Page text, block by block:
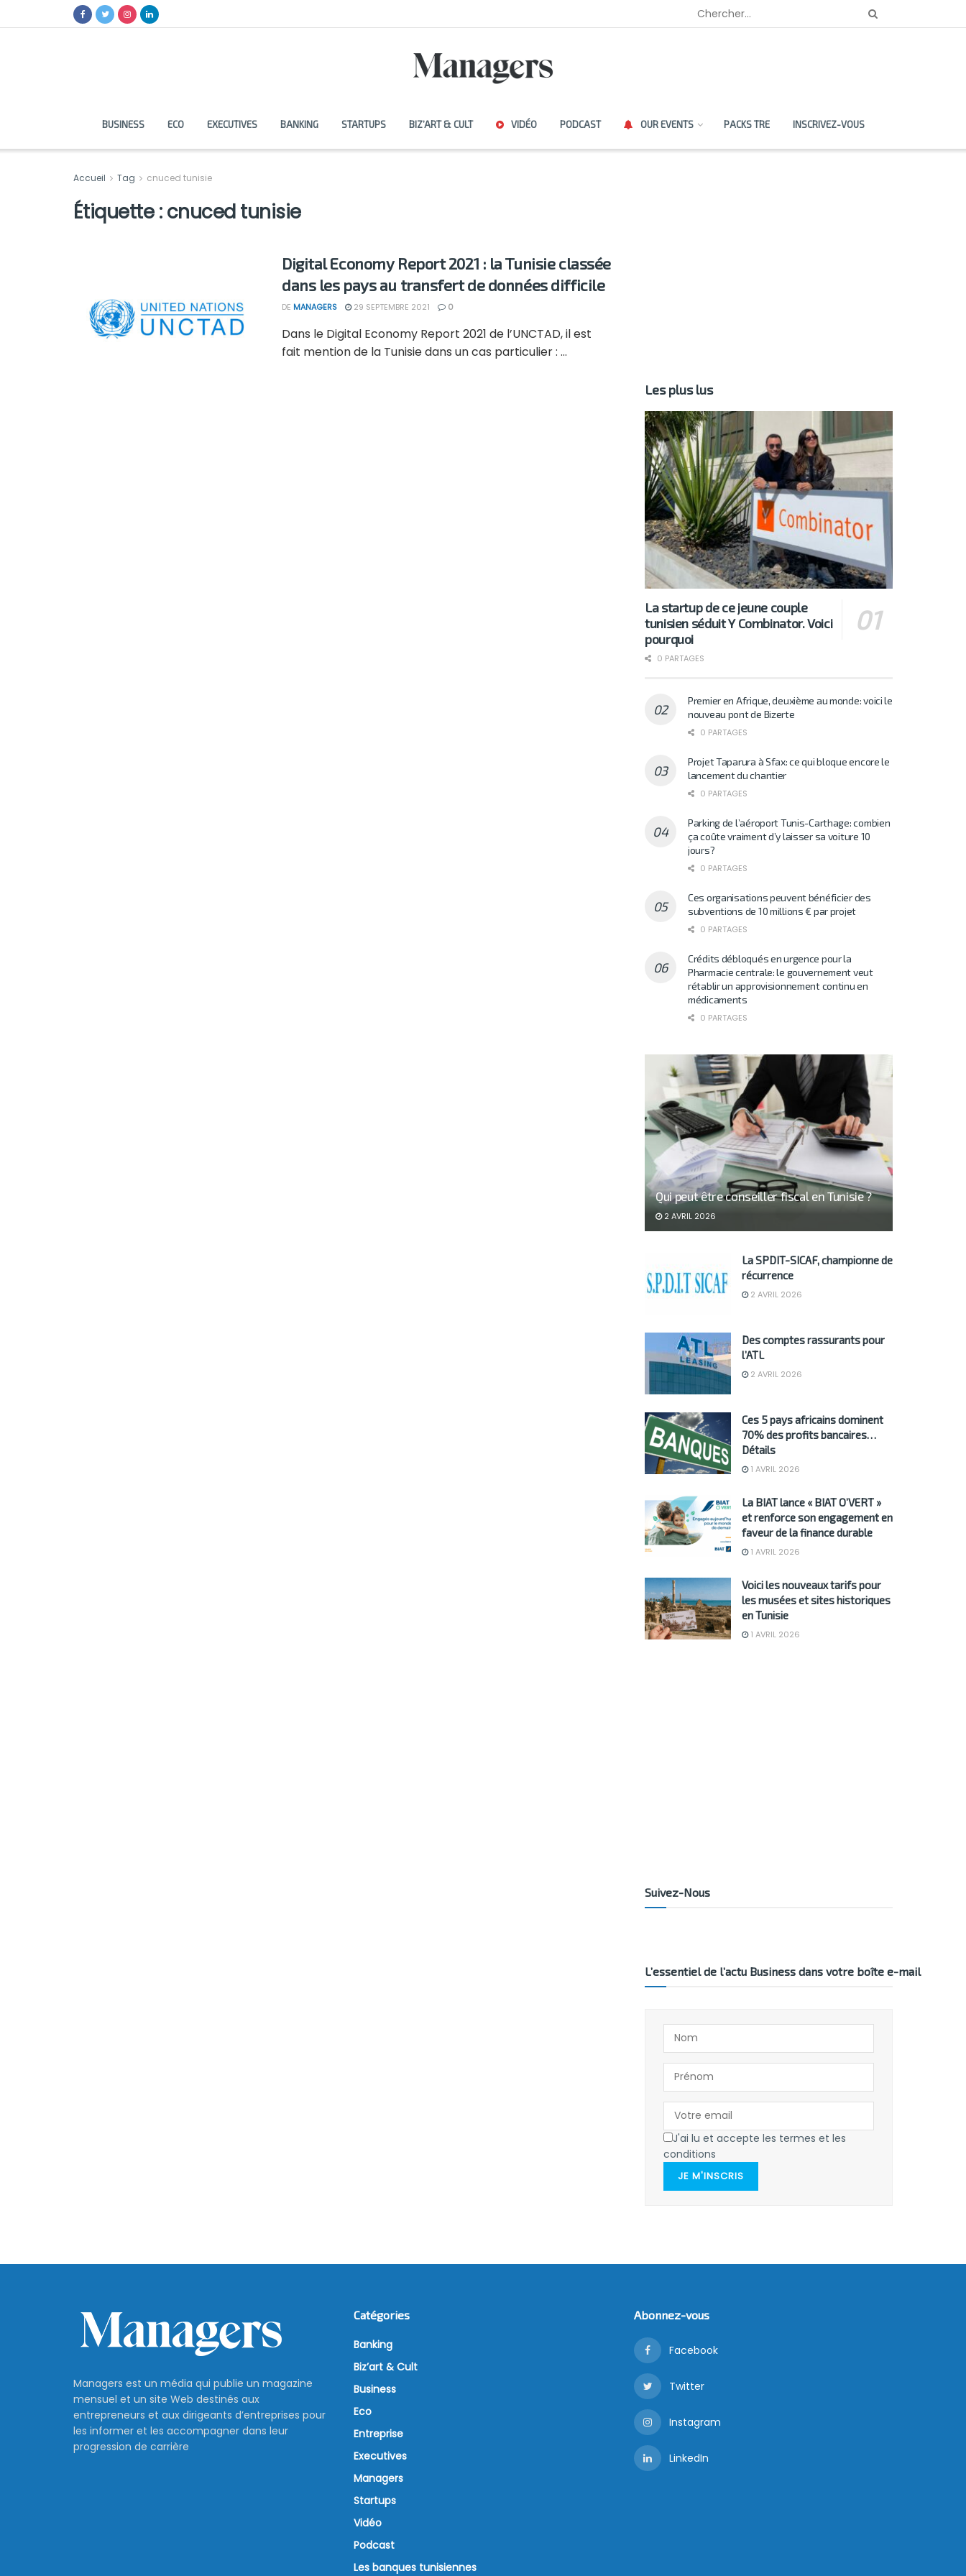
BUSINESS ECO EXECUTIVES BANKING STARTUPS BIZ’ART & CULT VIDÉO PODCAST OUR EVENTS PACKS TRE INSCRIVEZ-VOUS
Accueil Tag cnuced tunisie
Étiquette :cnuced tunisie
Digital Economy Report 2021 : la Tunisie classée
dans les pays au transfert de données difficile
DE MANAGERS 29 SEPTEMBRE 2021 0
Dans le Digital Economy Report 2021 de l’UNCTAD, il est
fait mention de la Tunisie dans un cas particulier : ...
Les plus lus
La startup de ce jeune couple
tunisien séduit Y Combinator. Voici
pourquoi
0 PARTAGES
Premier en Afrique, deuxième au monde: voici le
nouveau pont de Bizerte
0 PARTAGES
Projet Taparura à Sfax: ce qui bloque encore le
lancement du chantier
0 PARTAGES
Parking de l’aéroport Tunis-Carthage: combien
ça coûte vraiment d’y laisser sa voiture 10
jours?
0 PARTAGES
Ces organisations peuvent bénéficier des
subventions de 10 millions € par projet
0 PARTAGES
Crédits débloqués en urgence pour la
Pharmacie centrale: le gouvernement veut
rétablir un approvisionnement continu en
médicaments
0 PARTAGES
Qui peut être conseiller fiscal en Tunisie ?
2 AVRIL 2026
La SPDIT-SICAF, championne de
récurrence
2 AVRIL 2026
Des comptes rassurants pour
l’ATL
2 AVRIL 2026
Ces 5 pays africains dominent
70% des profits bancaires…
Détails
1 AVRIL 2026
La BIAT lance « BIAT O’VERT »
et renforce son engagement en
faveur de la finance durable
1 AVRIL 2026
Voici les nouveaux tarifs pour
les musées et sites historiques
en Tunisie
1 AVRIL 2026
Suivez-Nous
L’essentiel de l’actu Business dans votre boîte e-mail
J'ai lu et accepte les termes et les
conditions
JE M'INSCRIS
Managers est un média qui publie un magazine
mensuel et un site Web destinés aux
entrepreneurs et aux dirigeants d’entreprises pour
les informer et les accompagner dans leur
progression de carrière
Catégories
Banking
Biz’art & Cult
Business
Eco
Entreprise
Executives
Managers
Startups
Vidéo
Podcast
Les banques tunisiennes
Abonnez-vous
Facebook
Twitter
Instagram
LinkedIn